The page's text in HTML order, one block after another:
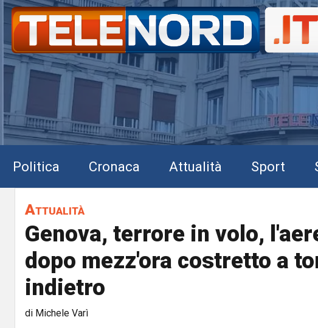
Politica Cronaca Attualità Sport
Attualità
Genova, terrore in volo,
dopo mezz'ora costretto a
indietro
di Michele Varì